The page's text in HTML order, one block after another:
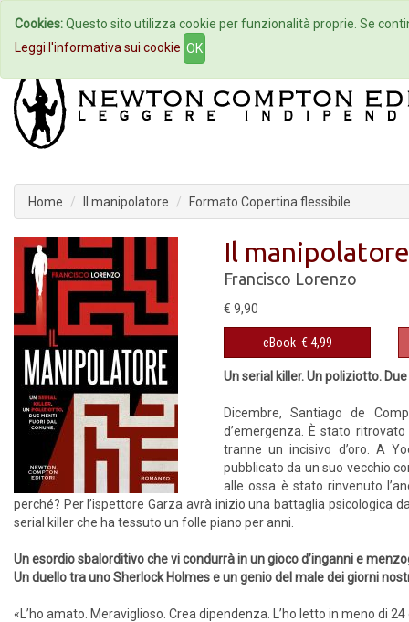
Home Autori Eventi
Home Il manipolatore Formato Copertina flessibile
Il manipolatore
Francisco Lorenzo
€ 9,90
eBook € 4,99
Un serial killer. Un poliziotto.
Dicembre, Santiago de
d’emergenza. È stato
tranne un incisivo d’oro. A
pubblicato da un suo vecchio
alle ossa è stato rinvenuto
perché? Per l’ispettore Garza avrà inizio una battaglia psicologica
serial killer che ha tessuto un folle piano per anni.
Un esordio sbalorditivo che vi condurrà in un gioco d’inganni e
Un duello tra uno Sherlock Holmes e un genio del male dei giorni
«L’ho amato. Meraviglioso. Crea dipendenza. L’ho letto in meno di 24
Cookies:Questo sito utilizza cookie per funzionalità proprie. Se
Leggi l'informativa sui cookie OK